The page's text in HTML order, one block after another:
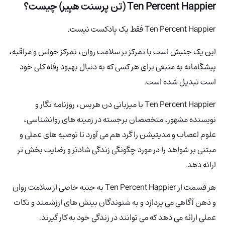
Ten Percent Happier (تن پرسنت هپیر) چیست؟
Ten Percent Happier فقط یک پادکست نیست.
این یک جنبش است با تمرکز بر سلامت روان، تمرکز حواس و مراقبه،
پیشگامانه به منبعی برای هر کسی که به دنبال بهبود رفاه کلی خود
است تبدیل شده است.
Ten Percent Happierبا میزبانی دن هریس، روزنامه نگار و
نویسنده مشهور، متخصصان برجسته در زمینه های روانشناسی،
علوم اعصاب و مدیتیشن را گرد هم می آورد تا توصیه های عملی و
مبتنی بر شواهد را در مورد چگونگی زندگی شادتر و رضایت بخش تر
ارائه دهد.
هر قسمت از Ten Percent Happier به جنبه خاصی از سلامت روان
و ذهن آگاهی می پردازد و به شنوندگان بینش های ارزشمند و نکات
عملی ارائه می دهد که می توانند در زندگی خود به کار گیرند.